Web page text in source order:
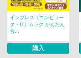
インプレス［コンピュー
タ・IT］ムック かんたん
合...
購入